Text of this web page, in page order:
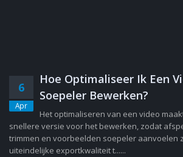
6
Apr
Hoe Optimaliseer Ik Een
Soepeler Bewerken?
Het optimaliseren van een video
snellere versie voor het bewerken, zodat
trimmen en voorbeelden soepeler aanvoelen
uiteindelijke exportkwaliteit t......